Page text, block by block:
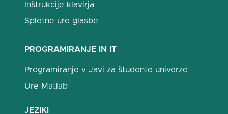
Inštrukcije klavirja
Spletne ure glasbe
PROGRAMIRANJE IN IT
Programiranje v Javi za študente univerze
Ure Matlab
JEZIKI